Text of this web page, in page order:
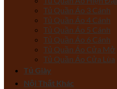
Tủ Quần Áo 3 Cánh
Tủ Quần Áo 4 Cánh
Tủ Quần Áo 5 Cánh
Tủ Quần Áo 6 Cánh
Tủ Quần Áo Cửa Mở
Tủ Quần Áo Cửa Lùa
Tủ Giày
Nội Thất Khác